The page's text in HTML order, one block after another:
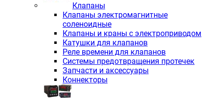
Клапаны
Клапаны электромагнитные
соленоидные
Клапаны и краны с электроприводом
Катушки для клапанов
Реле времени для клапанов
Системы предотвращения протечек
Запчасти и аксессуары
Коннекторы